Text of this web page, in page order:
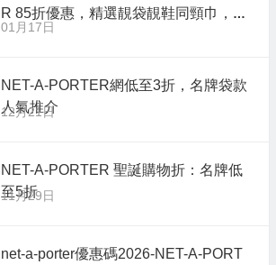
R 85折優惠，精選靚袋靚鞋同頸巾，低
至香港價77折！
01月17日
NET-A-PORTER網低至3折，名牌袋款
人氣推介
12月21日
NET-A-PORTER 聖誕購物折：名牌低
至5折
11月29日
net-a-porter優惠碼2026-NET-A-PORT